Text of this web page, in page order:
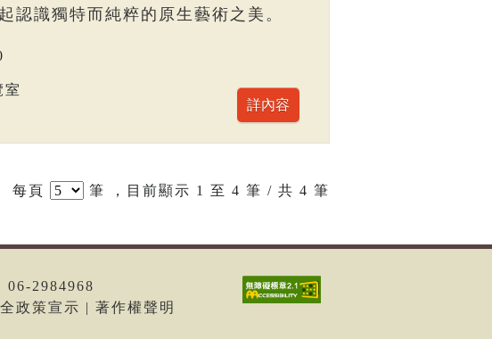
認識獨特而純粹的原生藝術之美。
室
每頁 筆 ，目前顯示 1 至 4 筆 / 共 4 筆
06-2984968
政策宣示 | 著作權聲明